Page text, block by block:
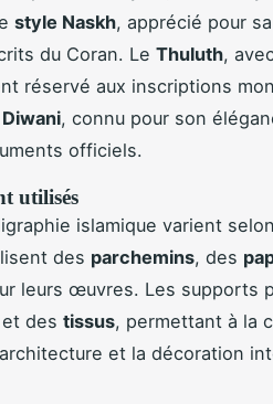
style Naskh, apprécié pour
du Coran. Le Thuluth,
réservé aux inscriptions
Diwani, connu pour son
officiels.
utilisés
islamique varient
des parchemins, des
leurs œuvres. Les supports
des tissus, permettant à la
et la décoration